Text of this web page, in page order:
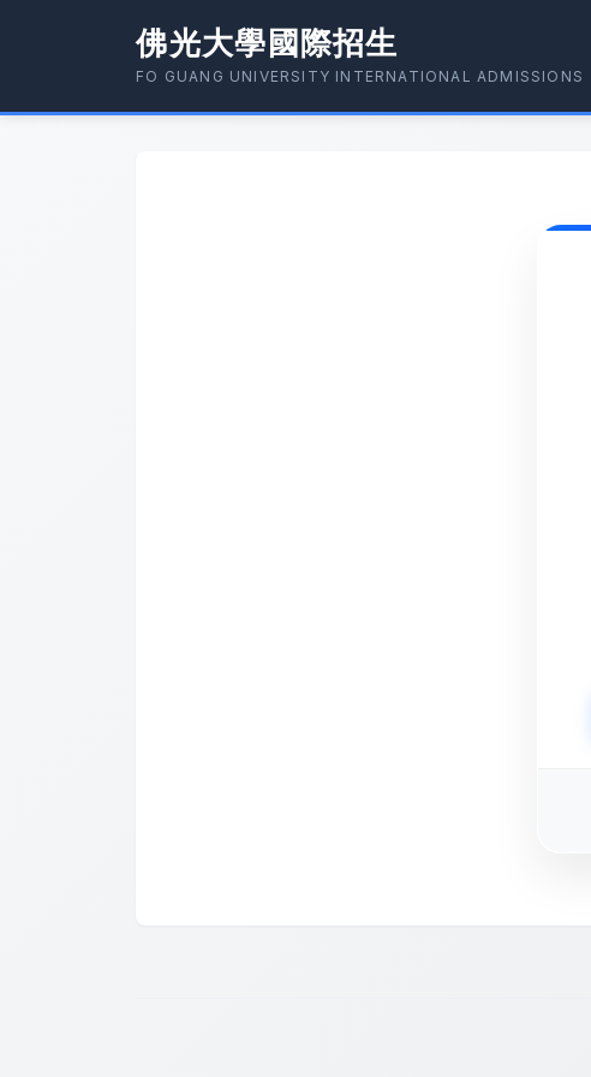
佛光大學國際招生
FO GUANG UNIVERSITY INTERNATIONAL ADMISSIONS